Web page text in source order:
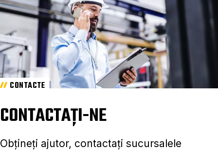
CONTACTE
CONTACTAȚI-NE
Obțineți ajutor, contactați sucursalele